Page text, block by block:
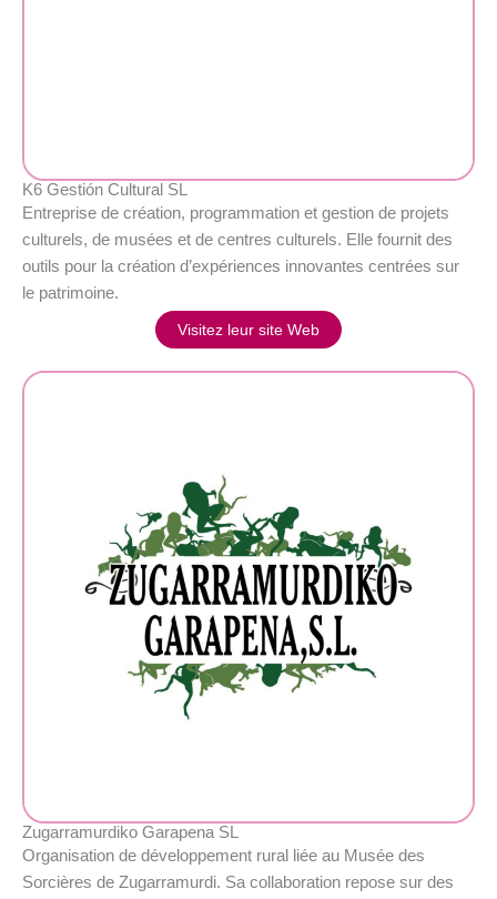
K6 Gestión Cultural SL
Entreprise de création, programmation et gestion de projets
culturels, de musées et de centres culturels. Elle fournit des
outils pour la création d’expériences innovantes centrées sur
le patrimoine.
Visitez leur site Web
Zugarramurdiko Garapena SL
Organisation de développement rural liée au Musée des
Sorcières de Zugarramurdi. Sa collaboration repose sur des